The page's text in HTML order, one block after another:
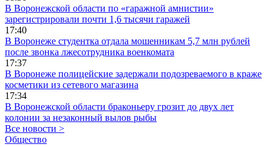
В Воронежской области по «гаражной амнистии»
зарегистрировали почти 1,6 тысячи гаражей
17:40
В Воронеже студентка отдала мошенникам 5,7 млн рублей
после звонка лжесотрудника военкомата
17:37
В Воронеже полицейские задержали подозреваемого в краже
косметики из сетевого магазина
17:34
В Воронежской области браконьеру грозит до двух лет
колонии за незаконный вылов рыбы
Все новости >
Общество